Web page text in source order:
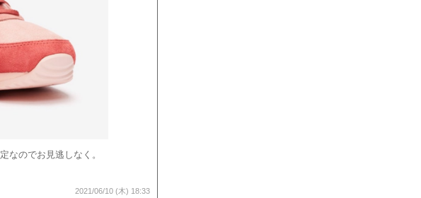
なのでお見逃しなく。
2021/06/10 (木) 18:33